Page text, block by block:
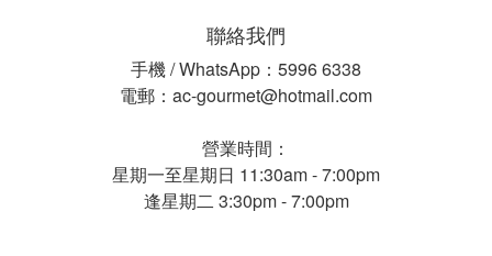
聯絡我們
手機 / WhatsApp：5996 6338
電郵：ac-gourmet@hotmail.com
營業時間：
星期一至星期日 11:30am - 7:00pm
逢星期二 3:30pm - 7:00pm